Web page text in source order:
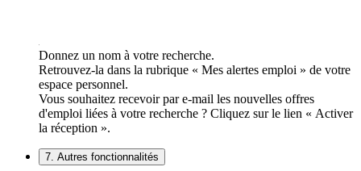
Donnez un nom à votre recherche.
Retrouvez-la dans la rubrique « Mes alertes emploi » de votre
espace personnel.
Vous souhaitez recevoir par e-mail les nouvelles offres
d'emploi liées à votre recherche ? Cliquez sur le lien « Activer
la réception ».
7. Autres fonctionnalités